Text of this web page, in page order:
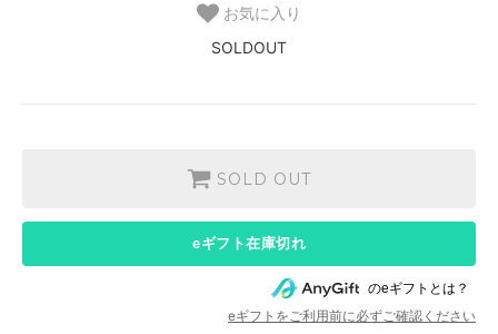
お気に入り
SOLDOUT
SOLD OUT
eギフト在庫切れ
のeギフトとは？
eギフトをご利用前に必ずご確認ください